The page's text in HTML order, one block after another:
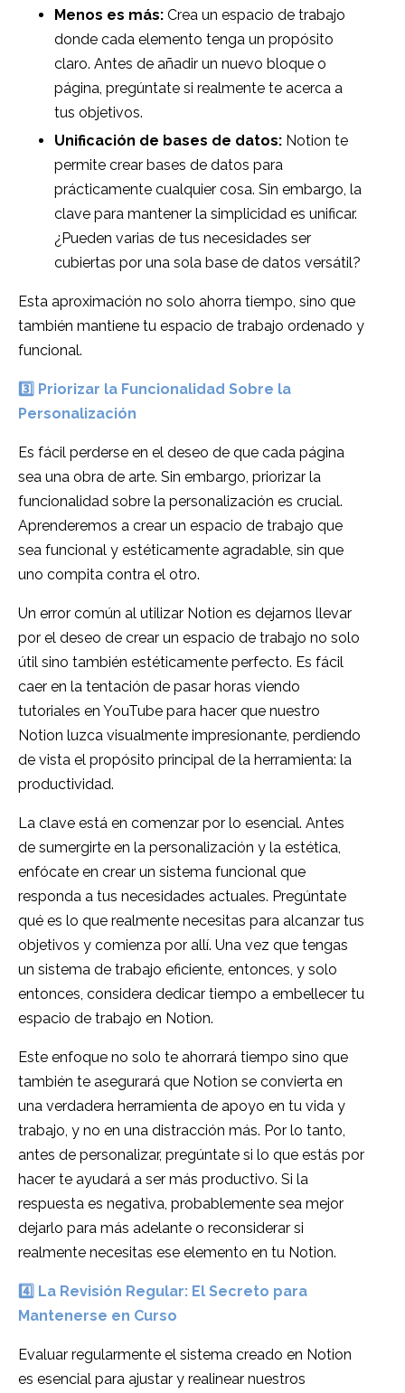
Menos es más: Crea un espacio de trabajo
donde cada elemento tenga un propósito
claro. Antes de añadir un nuevo bloque o
página, pregúntate si realmente te acerca a
tus objetivos.
Unificación de bases de datos: Notion te
permite crear bases de datos para
prácticamente cualquier cosa. Sin embargo, la
clave para mantener la simplicidad es unificar.
¿Pueden varias de tus necesidades ser
cubiertas por una sola base de datos versátil?
Esta aproximación no solo ahorra tiempo, sino que
también mantiene tu espacio de trabajo ordenado y
funcional.
3️⃣ Priorizar la Funcionalidad Sobre la
Personalización
Es fácil perderse en el deseo de que cada página
sea una obra de arte. Sin embargo, priorizar la
funcionalidad sobre la personalización es crucial.
Aprenderemos a crear un espacio de trabajo que
sea funcional y estéticamente agradable, sin que
uno compita contra el otro.
Un error común al utilizar Notion es dejarnos llevar
por el deseo de crear un espacio de trabajo no solo
útil sino también estéticamente perfecto. Es fácil
caer en la tentación de pasar horas viendo
tutoriales en YouTube para hacer que nuestro
Notion luzca visualmente impresionante, perdiendo
de vista el propósito principal de la herramienta: la
productividad.
La clave está en comenzar por lo esencial. Antes
de sumergirte en la personalización y la estética,
enfócate en crear un sistema funcional que
responda a tus necesidades actuales. Pregúntate
qué es lo que realmente necesitas para alcanzar tus
objetivos y comienza por allí. Una vez que tengas
un sistema de trabajo eficiente, entonces, y solo
entonces, considera dedicar tiempo a embellecer tu
espacio de trabajo en Notion.
Este enfoque no solo te ahorrará tiempo sino que
también te asegurará que Notion se convierta en
una verdadera herramienta de apoyo en tu vida y
trabajo, y no en una distracción más. Por lo tanto,
antes de personalizar, pregúntate si lo que estás por
hacer te ayudará a ser más productivo. Si la
respuesta es negativa, probablemente sea mejor
dejarlo para más adelante o reconsiderar si
realmente necesitas ese elemento en tu Notion.
4️⃣ La Revisión Regular: El Secreto para
Mantenerse en Curso
Evaluar regularmente el sistema creado en Notion
es esencial para ajustar y realinear nuestros